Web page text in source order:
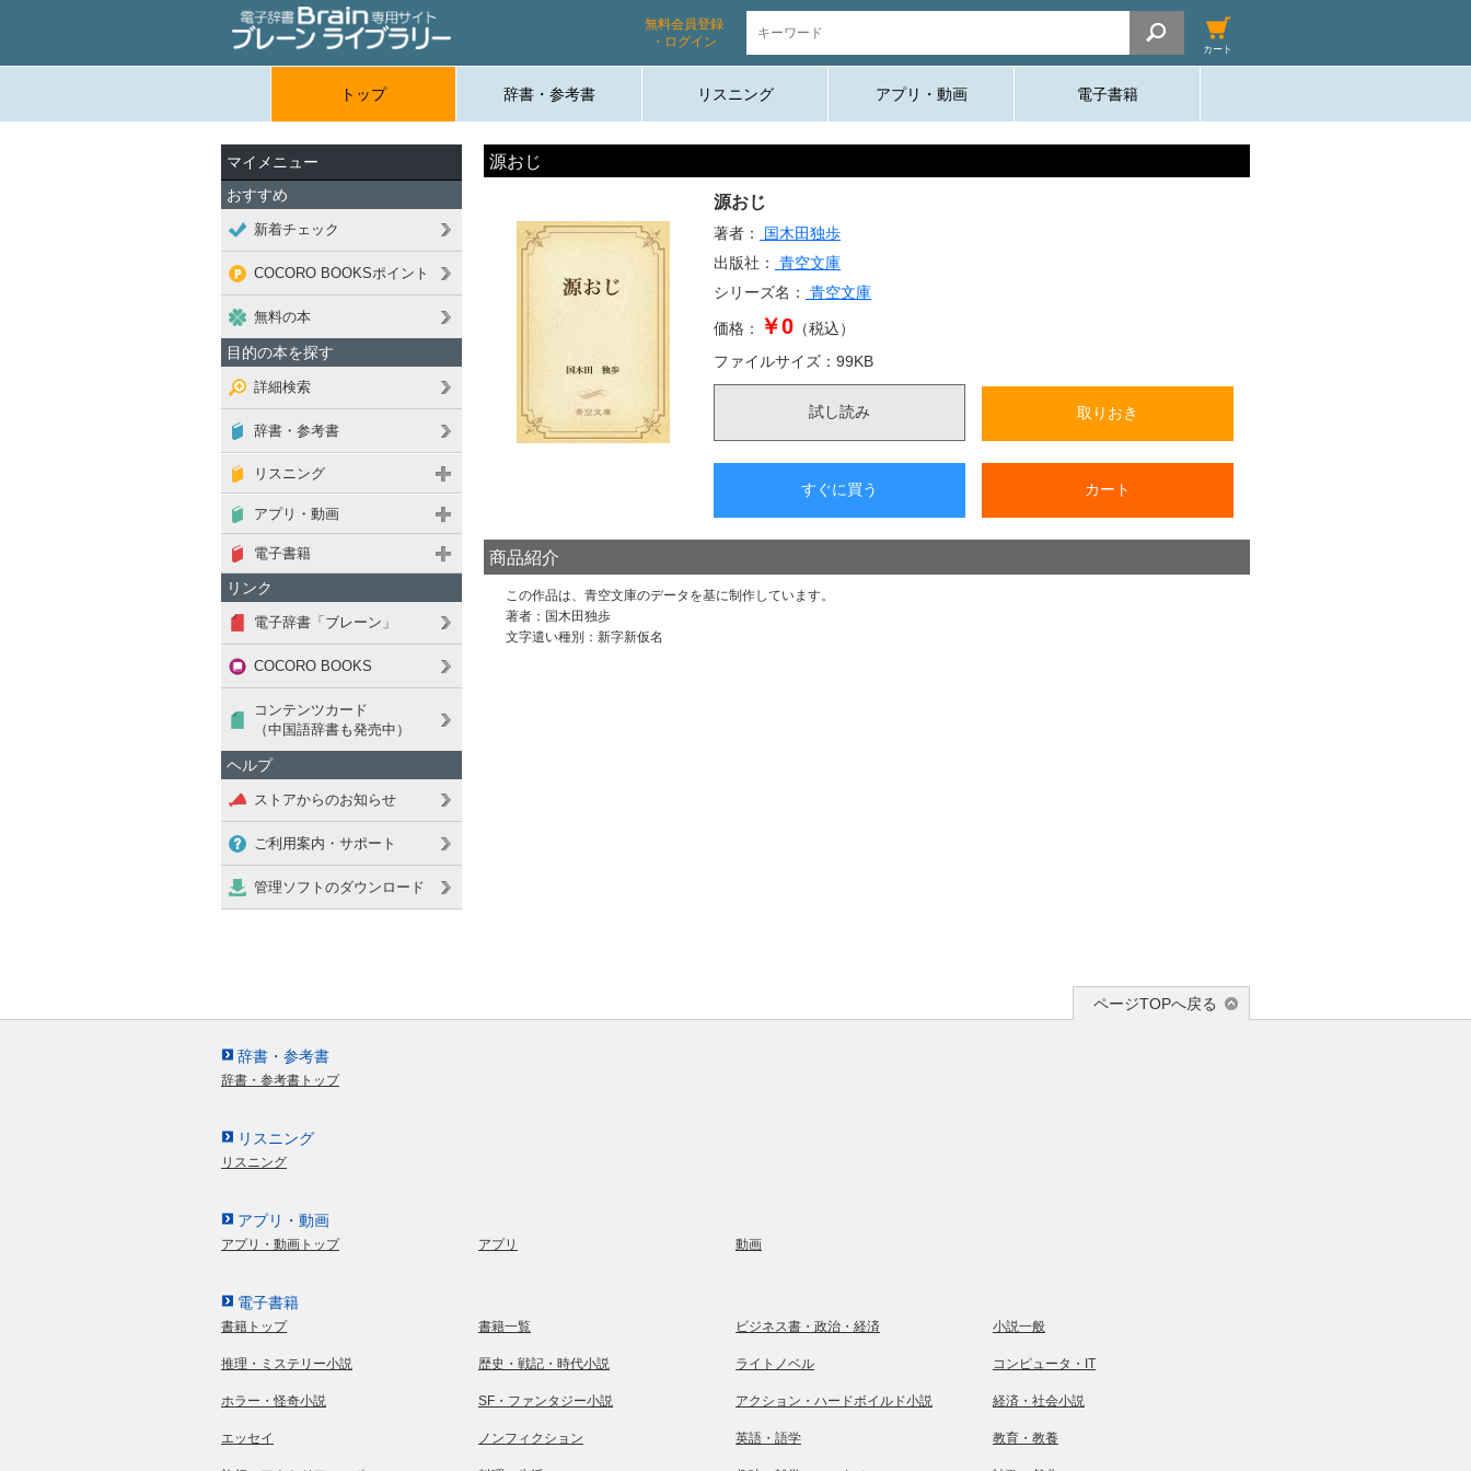
無料会員登録
・ログイン
カート
トップ 辞書・参考書 リスニング アプリ・動画 電子書籍
源おじ
源おじ
著者：
国木田独歩
出版社：
青空文庫
シリーズ名：
青空文庫
価格： ￥0 （税込）
ファイルサイズ： 99KB
試し読み 取りおき
すぐに買う カート
商品紹介
この作品は、青空文庫のデータを基に制作しています。
著者：国木田独歩
文字遣い種別：新字新仮名
マイメニュー
おすすめ
新着チェック
COCORO BOOKSポイント
無料の本
目的の本を探す
詳細検索
辞書・参考書
リスニング
アプリ・動画
電子書籍
リンク
電子辞書「ブレーン」
COCORO BOOKS
コンテンツカード
（中国語辞書も発売中）
ヘルプ
ストアからのお知らせ
ご利用案内・サポート
管理ソフトのダウンロード
辞書・参考書
辞書・参考書トップ
リスニング
リスニング
アプリ・動画
アプリ・動画トップ アプリ 動画
電子書籍
書籍トップ 書籍一覧 ビジネス書・政治・経済 小説一般
推理・ミステリー小説 歴史・戦記・時代小説 ライトノベル コンピュータ・IT
ホラー・怪奇小説 SF・ファンタジー小説 アクション・ハードボイルド小説 経済・社会小説
エッセイ ノンフィクション 英語・語学 教育・教養
ページTOPへ戻る